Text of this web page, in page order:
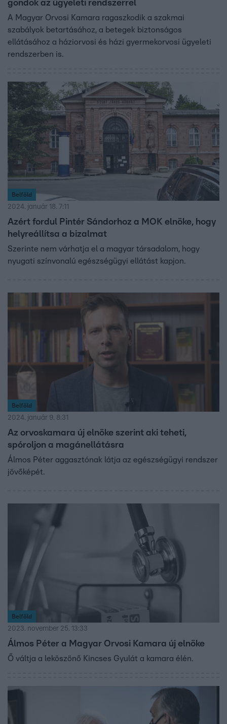
gondok az ügyeleti rendszerrel
A Magyar Orvosi Kamara ragaszkodik a szakmai
szabályok betartásához, a betegek biztonságos
ellátásához a háziorvosi és házi gyermekorvosi ügyeleti
rendszerben is.
Belföld
2024. január 18. 7:11
Azért fordul Pintér Sándorhoz a MOK elnöke, hogy
helyreállítsa a bizalmat
Szerinte nem várhatja el a magyar társadalom, hogy
nyugati színvonalú egészségügyi ellátást kapjon.
Belföld
2024. január 9. 8:31
Az orvoskamara új elnöke szerint aki teheti,
spóroljon a magánellátásra
Álmos Péter aggasztónak látja az egészségügyi rendszer
jövőképét.
Belföld
2023. november 25. 13:33
Álmos Péter a Magyar Orvosi Kamara új elnöke
Ő váltja a leköszönő Kincses Gyulát a kamara élén.